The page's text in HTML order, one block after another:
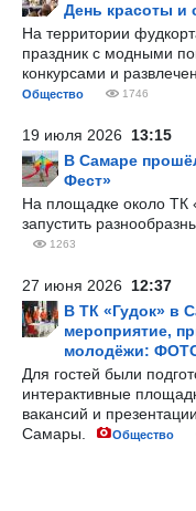
День красоты и
На территории
праздник с модными
конкурсами и
Общество 1746
19 июля 2026 13:15
В Самаре
Фест»
На площадке около
запустить
1263
27 июня 2026 12:37
В ТК «Гудок» в
мероприятие,
молодёжи:
Для гостей были
интерактивные
вакансий и
Самары.
Общество